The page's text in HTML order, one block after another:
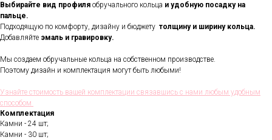
Выбирайте вид профиля обручального кольца и удобную посадку на
пальце.
Подходящую по комфорту, дизайну и бюджету толщину и ширину кольца.
Добавляйте эмаль и гравировку.
Мы создаем обручальные кольца на собственном производстве.
Поэтому дизайн и комплектация могут быть любыми!
Узнайте стоимость вашей комплектации связавшись с нами любым удобным
способом
Комплектация
Камни - 24 шт;
Камни - 30 шт;